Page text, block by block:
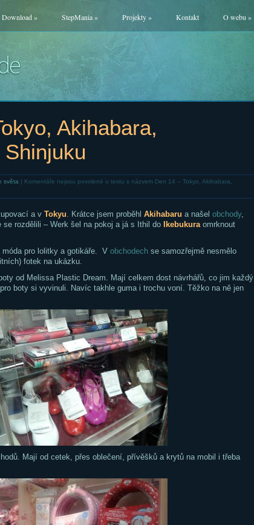
Download» StepMania» Projekty» Kontakt O webu »
Akihabara,
světa | Komentáře nejsou povolené u textu s názvem Den 14 – Tokyo, Akihabara,
a v Tokyu. Krátce jsem proběhl Akihabaru a našel obchody,
se rozdělili – Werk šel na pokoj a já s Ithil do
Ikebukuraomrknout
pro lolitky a gotikáře. V obchodechse samozřejmě nesmělo
fotek na ukázku.
od Melissa Plastic Dream. Mají celkem dost návrhářů, co jim každý
boty si vyvinuli. Navíc takhle guma i trochu voní. Těžko na ně jen
Mají od cetek, přes oblečení, přívěšků a krytů na mobil i třeba